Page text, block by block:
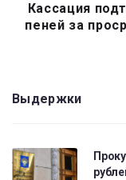
Кассация
пеней за
Выдержки